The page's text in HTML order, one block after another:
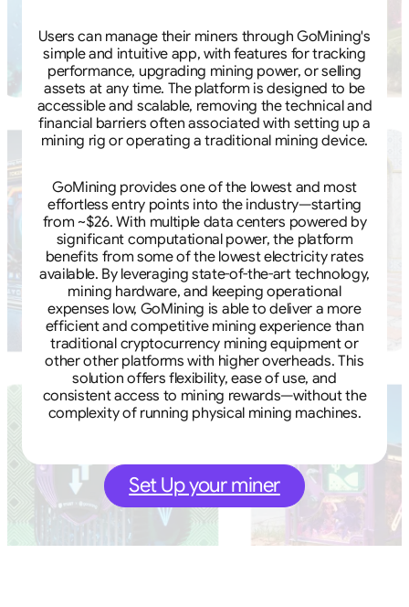
Users can manage their miners through GoMining's
simple and intuitive app, with features for tracking
performance, upgrading mining power, or selling
assets at any time. The platform is designed to be
accessible and scalable, removing the technical and
financial barriers often associated with setting up a
mining rig or operating a traditional mining device.
GoMining provides one of the lowest and most
effortless entry points into the industry—starting
from ~$26. With multiple data centers powered by
significant computational power, the platform
benefits from some of the lowest electricity rates
available. By leveraging state-of-the-art technology,
mining hardware, and keeping operational
expenses low, GoMining is able to deliver a more
efficient and competitive mining experience than
traditional cryptocurrency mining equipment or
other other platforms with higher overheads. This
solution offers flexibility, ease of use, and
consistent access to mining rewards—without the
complexity of running physical mining machines.
Set Up your miner